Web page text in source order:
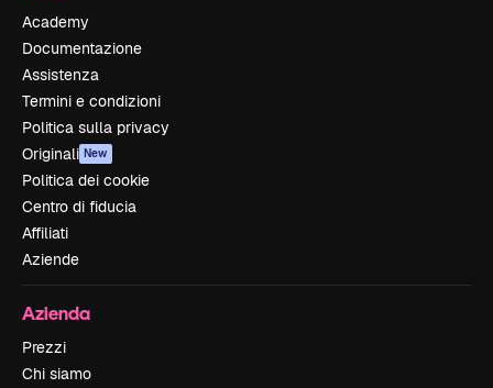
Academy
Documentazione
Assistenza
Termini e condizioni
Politica sulla privacy
Originali New
Politica dei cookie
Centro di fiducia
Affiliati
Aziende
Azienda
Prezzi
Chi siamo